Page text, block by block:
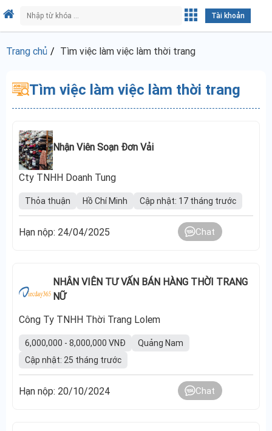
Tài khoản
Trang chủ Tìm việc làm việc làm thời trang
Tìm việc làm việc làm thời trang
Nhận Viên Soạn Đơn Vải
Cty TNHH Doanh Tung
Thỏa thuận Hồ Chí Minh Cập nhật: 17 tháng trước
Hạn nộp: 24/04/2025 Chat
NHÂN VIÊN TƯ VẤN BÁN HÀNG THỜI TRANG
NỮ
Công Ty TNHH Thời Trang Lolem
6,000,000 - 8,000,000 VNĐ
Quảng Nam
Cập nhật: 25 tháng trước
Hạn nộp: 20/10/2024 Chat